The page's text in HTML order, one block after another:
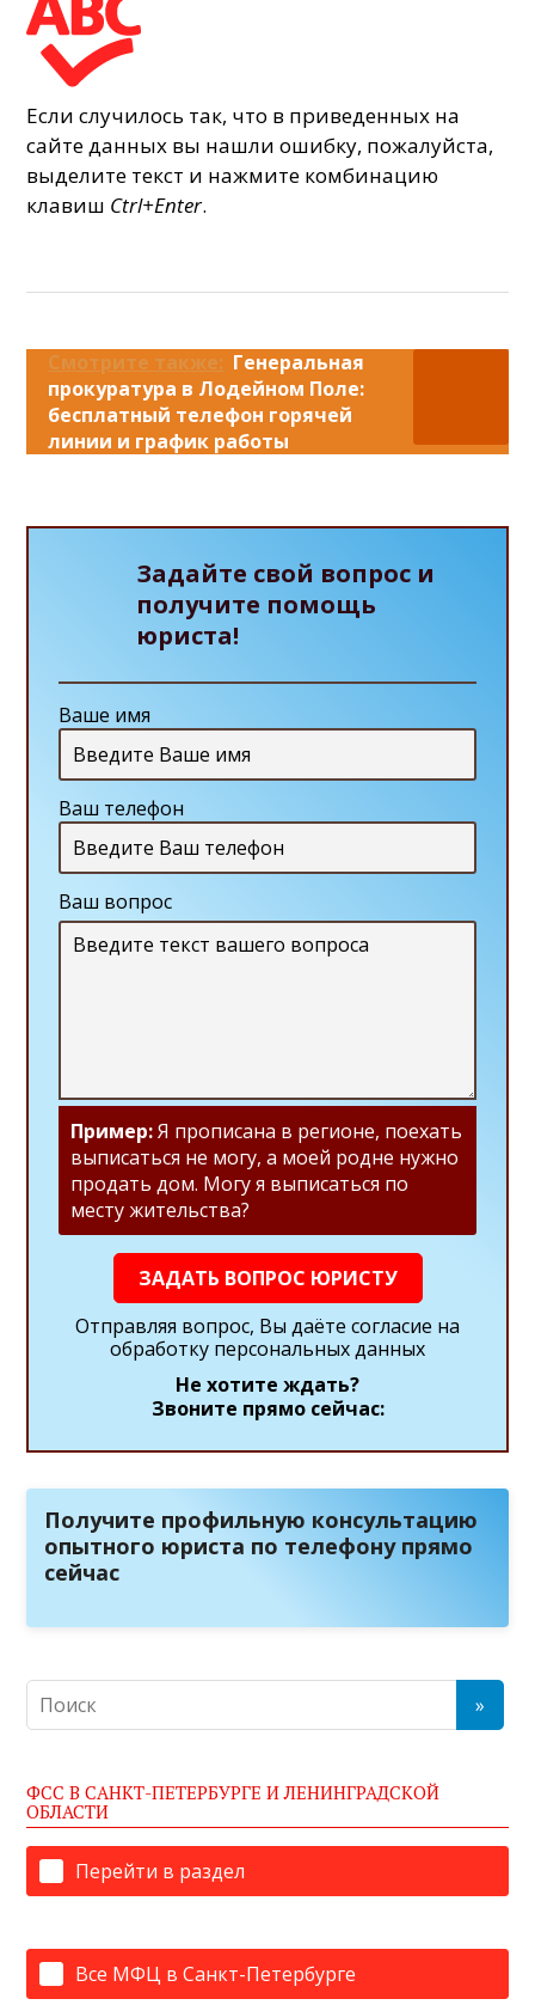
Если случилось так, что в приведенных на
сайте данных вы нашли ошибку, пожалуйста,
выделите текст и нажмите комбинацию
клавиш Ctrl+Enter.
Смотрите также: Генеральная
прокуратура в Лодейном Поле:
бесплатный телефон горячей
линии и график работы
Задайте свой вопрос и
получите помощь
юриста!
Ваше имя
Ваш телефон
Ваш вопрос
Пример:Я прописана в регионе, поехать
выписаться не могу, а моей родне нужно
продать дом. Могу я выписаться по
месту жительства?
ЗАДАТЬ ВОПРОС ЮРИСТУ
Отправляя вопрос, Вы даёте согласие на
обработку персональных данных
Не хотите ждать?
Звоните прямо сейчас:
Получите профильную консультацию
опытного юриста по телефону прямо
сейчас
ФСС В САНКТ-ПЕТЕРБУРГЕ И ЛЕНИНГРАДСКОЙ
ОБЛАСТИ
Перейти в раздел
Все МФЦ в Санкт-Петербурге